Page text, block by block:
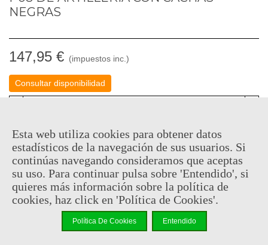
NEGRAS
147,95 € (impuestos inc.)
Consultar disponibilidad
Añadir Al Carrito
Código QR Compartir
Al comprar este producto puedes juntar hasta73puntos de
fidelidad. Su cesta sera de 73puntos de fidelidadque se
puede convertir en un cupón de
Esta web utiliza cookies para obtener datos
estadísticos de la navegación de sus usuarios. Si
continúas navegando consideramos que aceptas
su uso. Para continuar pulsa sobre 'Entendido', si
quieres más información sobre la política de
cookies, haz click en 'Política de Cookies'.
Política De Cookies Entendido